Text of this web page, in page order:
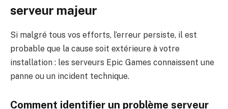
serveur majeur
Si malgré tous vos efforts, l’erreur persiste, il est
probable que la cause soit extérieure à votre
installation : les serveurs Epic Games connaissent une
panne ou un incident technique.
Comment identifier un problème serveur